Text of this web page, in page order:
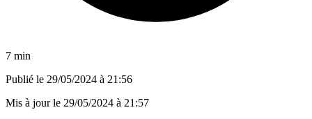
7 min
Publié le 29/05/2024 à 21:56
Mis à jour le 29/05/2024 à 21:57